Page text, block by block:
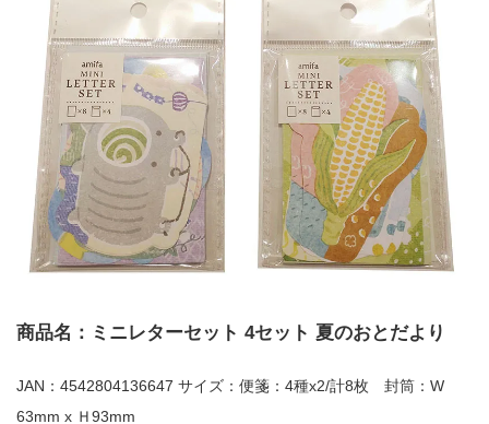
商品名：ミニレターセット 4セット 夏のおとだより
JAN：4542804136647 サイズ：便箋：4種x2/計8枚 封筒：W
63mm x Ｈ93mm